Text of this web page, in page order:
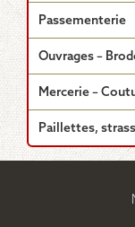
la
du
Passementerie
Ouvrages –
Mercerie –
Paillettes,